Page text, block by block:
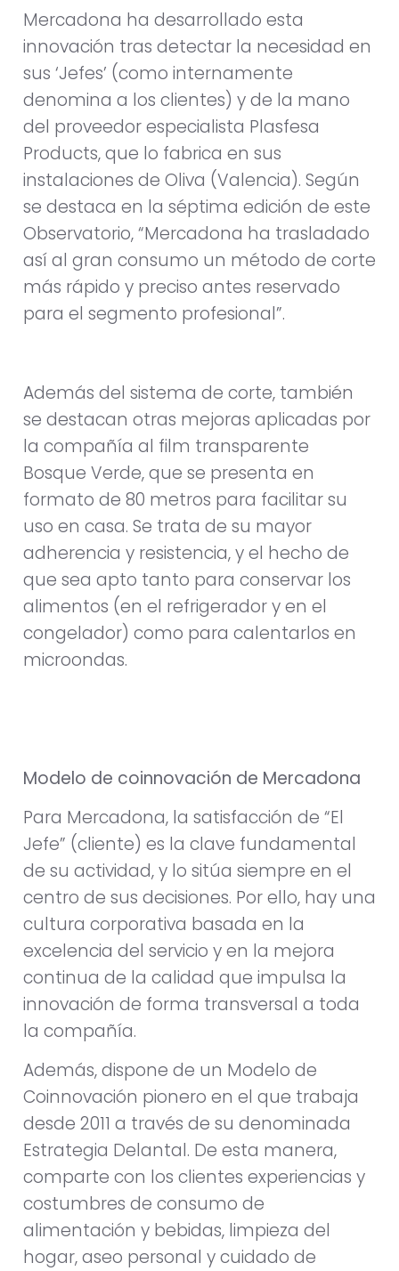
Mercadona ha desarrollado esta
innovación tras detectar la necesidad en
sus ‘Jefes’ (como internamente
denomina a los clientes) y de la mano
del proveedor especialista Plasfesa
Products, que lo fabrica en sus
instalaciones de Oliva (Valencia). Según
se destaca en la séptima edición de este
Observatorio, “Mercadona ha trasladado
así al gran consumo un método de corte
más rápido y preciso antes reservado
para el segmento profesional”.
Además del sistema de corte, también
se destacan otras mejoras aplicadas por
la compañía al film transparente
Bosque Verde, que se presenta en
formato de 80 metros para facilitar su
uso en casa. Se trata de su mayor
adherencia y resistencia, y el hecho de
que sea apto tanto para conservar los
alimentos (en el refrigerador y en el
congelador) como para calentarlos en
microondas.
Modelo de coinnovación de Mercadona
Para Mercadona, la satisfacción de “El
Jefe” (cliente) es la clave fundamental
de su actividad, y lo sitúa siempre en el
centro de sus decisiones. Por ello, hay una
cultura corporativa basada en la
excelencia del servicio y en la mejora
continua de la calidad que impulsa la
innovación de forma transversal a toda
la compañía.
Además, dispone de un Modelo de
Coinnovación pionero en el que trabaja
desde 2011 a través de su denominada
Estrategia Delantal. De esta manera,
comparte con los clientes experiencias y
costumbres de consumo de
alimentación y bebidas, limpieza del
hogar, aseo personal y cuidado de